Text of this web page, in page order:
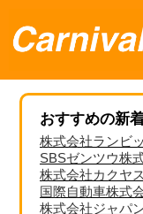
おすすめの新
株式会社ランビ
SBSゼンツウ株
株式会社カクヤ
国際自動車株式
株式会社ジャパ